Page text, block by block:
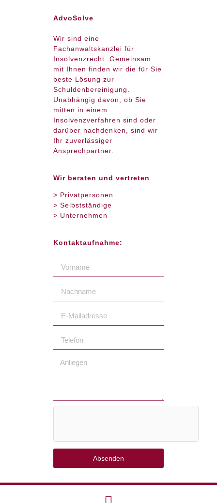
AdvoSolve
Wir sind eine
Fachanwaltskanzlei für
Insolvenzrecht. Gemeinsam
mit Ihnen finden wir die für Sie
beste Lösung zur
Schuldenbereinigung.
Unabhängig davon, ob Sie
mitten in einem
Insolvenzverfahren sind oder
darüber nachdenken, sind wir
Ihr zuverlässiger
Ansprechpartner.
Wir beraten und vertreten
> Privatpersonen
> Selbstständige
> Unternehmen
Kontaktaufnahme:
Absenden